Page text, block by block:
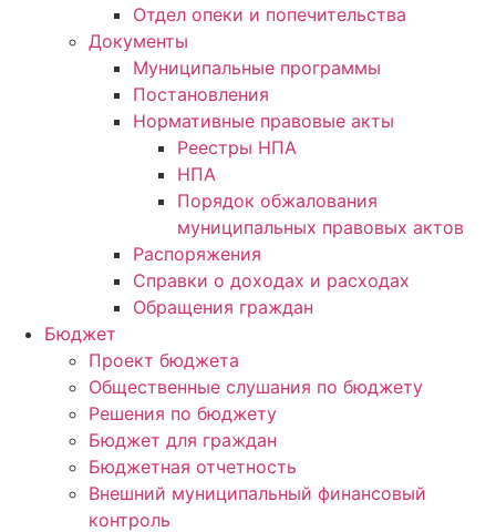
Отдел опеки и попечительства
Документы
Муниципальные программы
Постановления
Нормативные правовые акты
Реестры НПА
НПА
Порядок обжалования
муниципальных правовых актов
Распоряжения
Справки о доходах и расходах
Обращения граждан
Бюджет
Проект бюджета
Общественные слушания по бюджету
Решения по бюджету
Бюджет для граждан
Бюджетная отчетность
Внешний муниципальный финансовый
контроль